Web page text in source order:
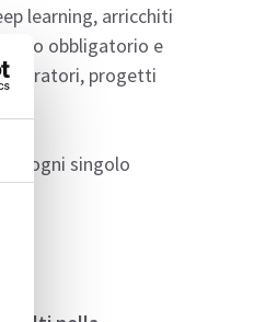
learning, arricchiti
obbligatorio e
laboratori, progetti
di ogni singolo